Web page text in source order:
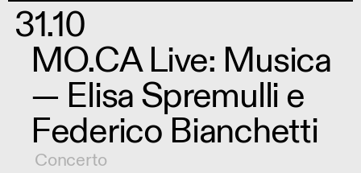
31.10
MO.CA Live: Musica
— Elisa Spremulli e
Federico Bianchetti
Concerto